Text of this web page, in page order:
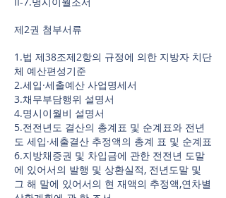
제2권 첨부서류
1.법 제38조제2항의 규정에 의한 지방자 치단
체 예산편성기준
2.세입·세출예산 사업명세서
3.채무부담행위 설명서
4.명시이월비 설명서
5.전전년도 결산의 총계표 및 순계표와 전년
도 세입·세출결산 추정액의 총계 표 및 순계표
6.지방채증권 및 차입금에 관한 전전년 도말
에 있어서의 발행 및 상환실적, 전년도말 및
그 해 말에 있어서의 현 재액의 추정액,연차별